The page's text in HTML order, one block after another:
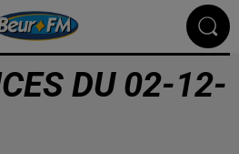
DU 02-12-